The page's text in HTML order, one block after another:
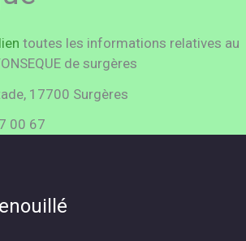
lien toutes les informations relatives au
de surgères
17700 Surgères
00 67